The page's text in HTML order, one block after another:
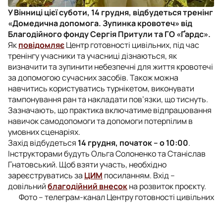
У Вінниці цієї суботи, 14 грудня, відбудеться тренінг
«Домедична допомога. Зупинка кровотеч» від
Благодійного фонду Сергія Притули та ГО «Ґардс».
ЯкповідомляєЦентр готовності цивільних, під час
тренінгу учасники та учасниці дізнаються, як
визначити та зупинити небезпечні для життя кровотечі
за допомогою сучасних засобів. Також можна
навчитись користуватись турнікетом, виконувати
тампонування ран та накладати пов’язки, що тиснуть.
Зазначають, що практика включатиме відпрацювання
навичок самодопомоги та допомоги потерпілим в
умовних сценаріях.
Захід відбудеться 14 грудня, початок – о 10:00.
Інструкторами будуть Ольга Солоненко та Станіслав
Гнатовський. Щоб взяти участь, необхідно
зареєструватись за ЦИМ посиланням. Вхід –
довільнийблагодійний внесокна розвиток проєкту.
Фото – телеграм-канал Центру готовності цивільних